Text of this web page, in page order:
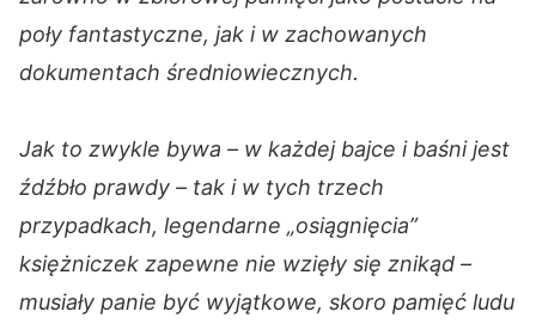
poły fantastyczne, jak i w zachowanych
dokumentach średniowiecznych.
Jak to zwykle bywa – w każdej bajce i baśni jest
źdźbło prawdy – tak i w tych trzech
przypadkach, legendarne „osiągnięcia”
księżniczek zapewne nie wzięły się znikąd –
musiały panie być wyjątkowe, skoro pamięć ludu